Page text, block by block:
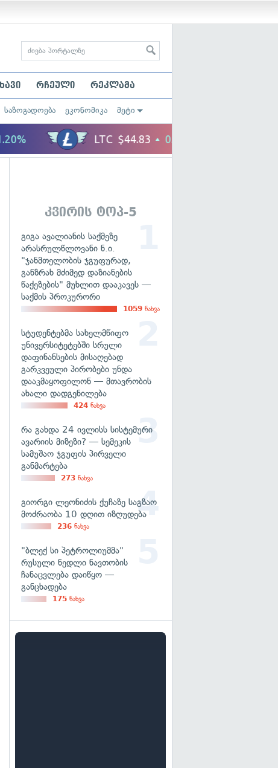
რჩეული რეკლამა
საზოგადოება ეკონომიკა მეტი
კვირის ტოპ-5
გიგა ავალიანის საქმეზე
არასრულწლოვანი ნ.ი.
"ჯანმთელობის ჯგუფურად,
განზრახ მძიმედ დაზიანების
წაქეზების" მუხლით დააკავეს —
საქმის პროკურორი
1059 ნახვა
სტუდენტებმა სახელმწიფო
უნივერსიტეტებში სრული
დაფინანსების მისაღებად
გარკვეული პირობები უნდა
დააკმაყოფილონ — მთავრობის
ახალი დადგენილება
424 ნახვა
რა გახდა 24 ივლისს სისტემური
ავარიის მიზეზი? — სემეკის
სამუშაო ჯგუფის პირველი
განმარტება
273 ნახვა
გიორგი ლეონიძის ქუჩაზე საგზაო
მოძრაობა 10 დღით იზღუდება
236 ნახვა
"ბლექ სი პეტროლიუმმა"
რუსული ნედლი ნავთობის
ჩანაცვლება დაიწყო —
განცხადება
175 ნახვა